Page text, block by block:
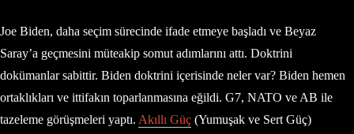
Joe Biden, daha seçim sürecinde ifade etmeye başladı ve Beyaz
Saray’a geçmesini müteakip somut adımlarını attı. Doktrini
dokümanlar sabittir. Biden doktrini içerisinde neler var? Biden hemen
ortaklıkları ve ittifakın toparlanmasına eğildi. G7, NATO ve AB ile
tazeleme görüşmeleri yaptı. Akıllı Güç (Yumuşak ve Sert Güç)